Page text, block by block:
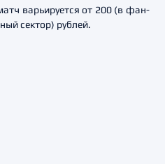
варьируется от 200 (в фан-
сектор) рублей.